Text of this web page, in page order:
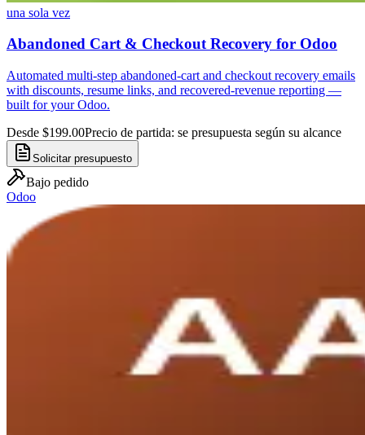
una sola vez
Abandoned Cart & Checkout Recovery for Odoo
Automated multi-step abandoned-cart and checkout recovery emails
with discounts, resume links, and recovered-revenue reporting —
built for your Odoo.
Desde $199.00Precio de partida: se presupuesta según su alcance
Solicitar presupuesto
Bajo pedido
Odoo